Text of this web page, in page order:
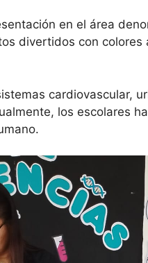
en el área
divertidos con colores
cardiovascular,
los escolares